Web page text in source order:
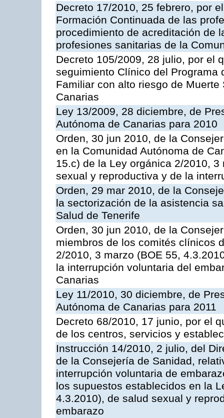
Decreto 17/2010, 25 febrero, por
Formación Continuada de las
procedimiento de acreditación de
profesiones sanitarias de la
Decreto 105/2009, 28 julio, por el
seguimiento Clínico del Programa
Familiar con alto riesgo de
Canarias
Ley 13/2009, 28 diciembre, de
Autónoma de Canarias para 2010
Orden, 30 jun 2010, de la
en la Comunidad Autónoma de
15.c) de la Ley orgánica 2/2010,
sexual y reproductiva y de la
Orden, 29 mar 2010, de la
la sectorización de la asistencia
Salud de Tenerife
Orden, 30 jun 2010, de la
miembros de los comités clínicos
2/2010, 3 marzo (BOE 55,
la interrupción voluntaria del
Canarias
Ley 11/2010, 30 diciembre, de
Autónoma de Canarias para 2011
Decreto 68/2010, 17 junio, por el
de los centros, servicios y
Instrucción 14/2010, 2 julio, del
de la Consejería de Sanidad,
interrupción voluntaria de
los supuestos establecidos en la
4.3.2010), de salud sexual y
embarazo